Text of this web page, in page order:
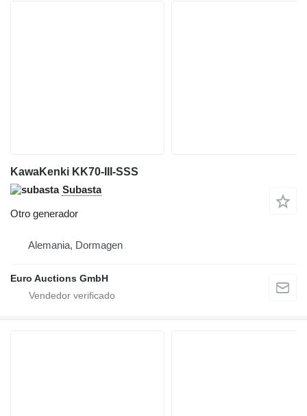
KawaKenki KK70-III-SSS
Subasta
Otro generador
Alemania, Dormagen
Euro Auctions GmbH